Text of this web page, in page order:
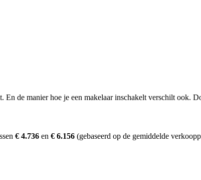
de manier hoe je een makelaar inschakelt verschilt ook.
€ 4.736 en € 6.156 (gebaseerd op de gemiddelde